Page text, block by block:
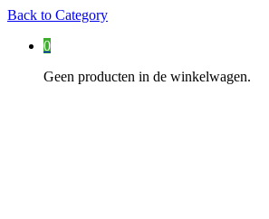
Back to Category
0
Geen producten in de winkelwagen.